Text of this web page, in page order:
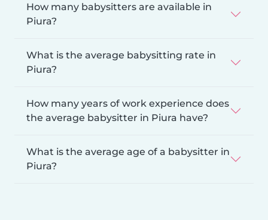
How many babysitters are available in
Piura?
What is the average babysitting rate in
Piura?
How many years of work experience does
the average babysitter in Piura have?
What is the average age of a babysitter in
Piura?